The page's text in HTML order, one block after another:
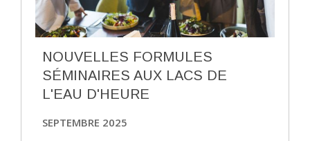
NOUVELLES FORMULES
SÉMINAIRES AUX LACS DE
L'EAU D'HEURE
SEPTEMBRE 2025